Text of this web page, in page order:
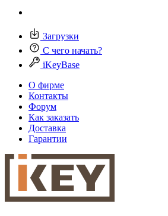
Загрузки
С чего начать?
iKeyBase
О фирме
Контакты
Форум
Как заказать
Доставка
Гарантии